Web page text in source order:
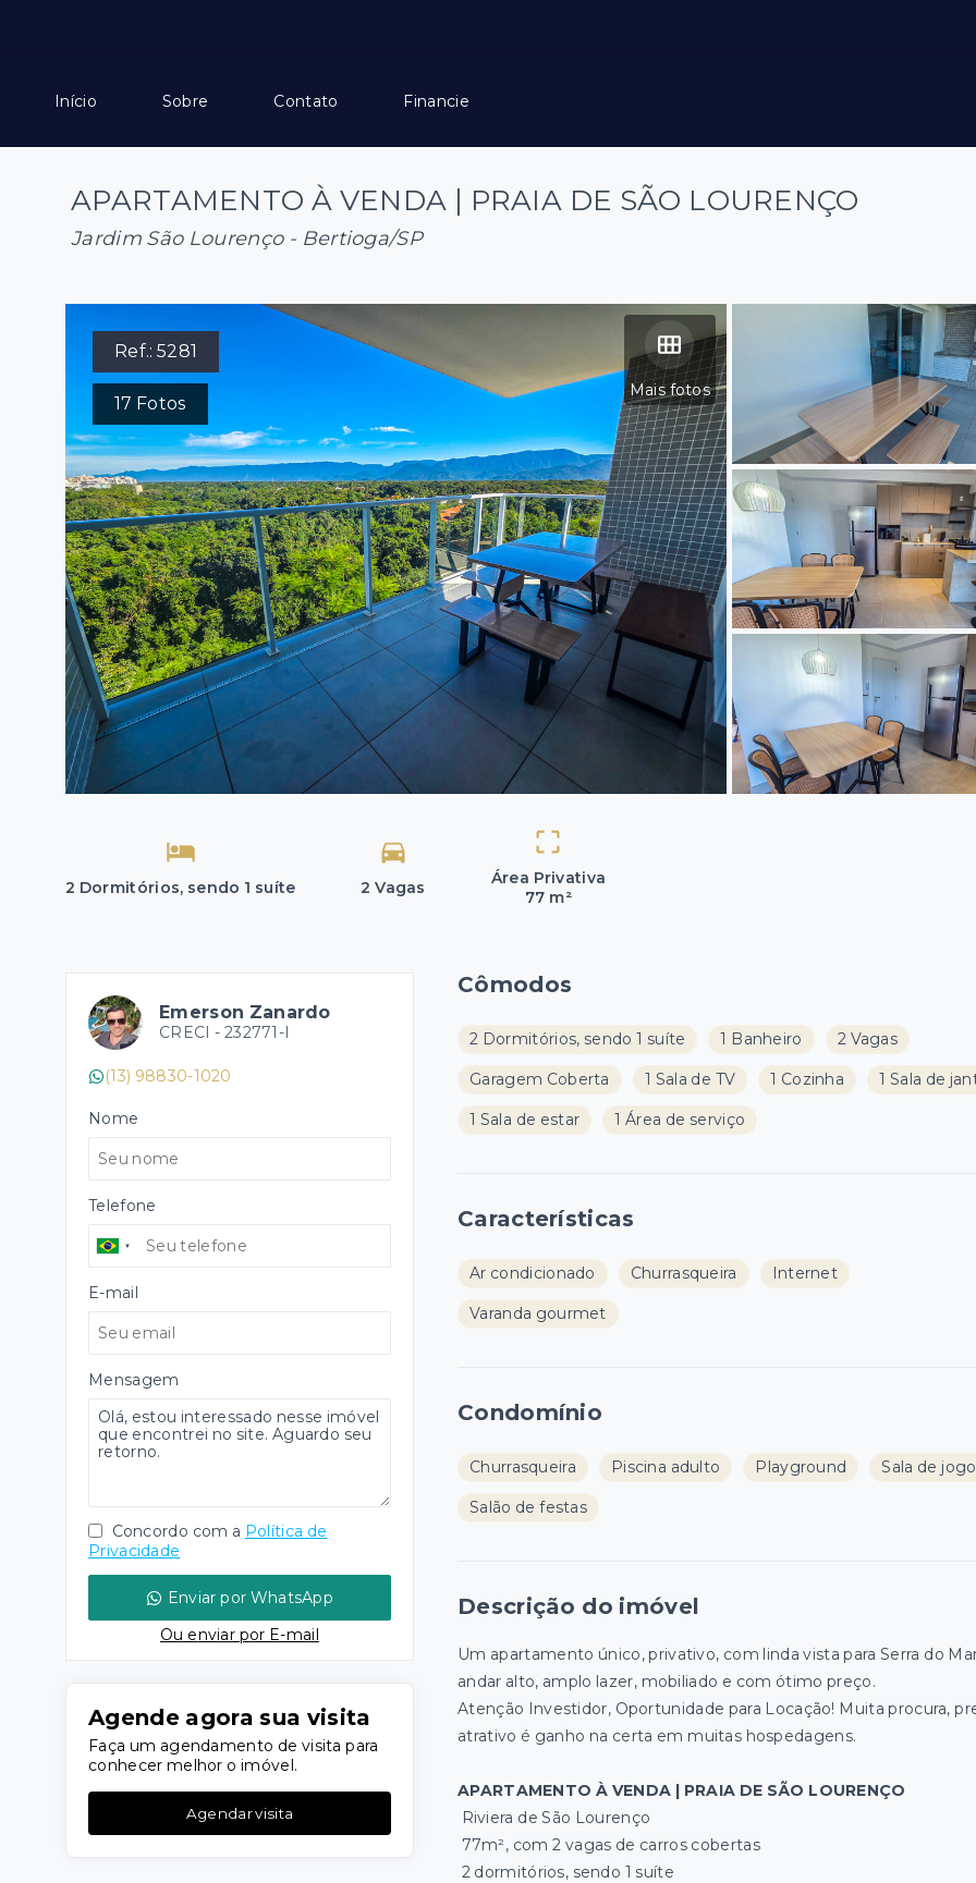
Início Sobre Contato Financie
APARTAMENTO À VENDA | PRAIA DE SÃO LOURENÇO
Jardim São Lourenço - Bertioga/SP
Mais fotos
Ref.:5281
17 Fotos
2 Dormitórios, sendo 1 suíte 2 Vagas
Área Privativa
77 m²
Emerson Zanardo
CRECI - 232771-I
(13) 98830-1020
Nome
Telefone
E-mail
Mensagem
Concordo com a Política de
Privacidade
Enviar por WhatsApp
Ou enviar por E-mail
Agende agora sua visita
Faça um agendamento de visita para
conhecer melhor o imóvel.
Agendar visita
Cômodos
2 Dormitórios, sendo 1 suíte 1 Banheiro 2 Vagas
Garagem Coberta 1 Sala de TV 1 Cozinha 1 Sala de
1 Sala de estar 1 Área de serviço
Características
Ar condicionado Churrasqueira Internet
Varanda gourmet
Condomínio
Churrasqueira Piscina adulto Playground Sala de
Salão de festas
Descrição do imóvel
Um apartamento único, privativo, com linda vista para Serra do
andar alto, amplo lazer, mobiliado e com ótimo preço.
Atenção Investidor, Oportunidade para Locação! Muita procura,
atrativo é ganho na certa em muitas hospedagens.
APARTAMENTO À VENDA | PRAIA DE SÃO LOURENÇO
Riviera de São Lourenço
77m², com 2 vagas de carros cobertas
2 dormitórios, sendo 1 suíte